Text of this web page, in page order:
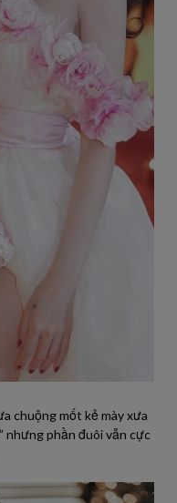
chuộng mốt kẻ mày xưa
nhưng phần đuôi vẫn cực